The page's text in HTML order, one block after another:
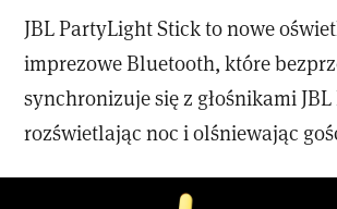
JBL PartyLight Stick to nowe
imprezowe Bluetooth, które
synchronizuje się z głośnikami
rozświetlając noc i olśniewając